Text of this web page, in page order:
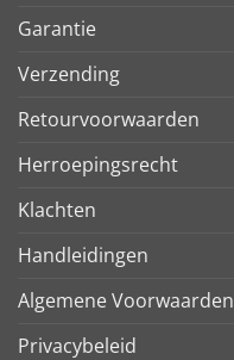
Garantie
Verzending
Retourvoorwaarden
Herroepingsrecht
Klachten
Handleidingen
Algemene Voorwaarden
Privacybeleid